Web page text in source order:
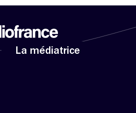
La médiatrice